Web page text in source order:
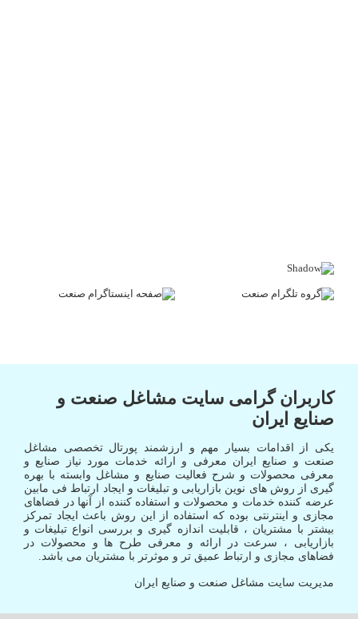
کاربران گرامی سایت مشاغل صنعت و
صنایع ایران
یکی از اقدامات بسیار مهم و ارزشمند پورتال تخصصی مشاغل
صنعت و صنایع ایران معرفی و ارائه خدمات مورد نیاز صنایع و
معرفی محصولات و شرح فعالیت صنایع و مشاغل وابسته با بهره
گیری از روش های نوین بازاریابی و تبلیغات و ایجاد ارتباط فی مابین
عرضه کننده خدمات و محصولات و استفاده کننده از آنها در فضاهای
مجازی و اینترنتی بوده که استفاده از این روش باعث ایجاد تمرکز
بیشتر با مشتریان ، قابلیت اندازه گیری و بررسی انواع تبلیغات و
بازاریابی ، سرعت در ارائه و معرفی طرح ها و محصولات در
فضاهای مجازی و ارتباط عمیق تر و موثرتر با مشتریان می باشد.
مدیریت سایت مشاغل صنعت و صنایع ایران